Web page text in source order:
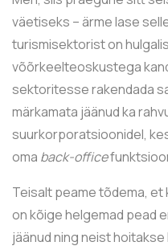
väetiseks – ärme lase
turismisektorist on
võõrkeelteoskustega
sektoritesse rakendada
märkamata jäänud ka
suurkorporatsioonidel,
oma back-office
Teisalt peame tõdema, et
on kõige helgemad pead
jäänud ning neist